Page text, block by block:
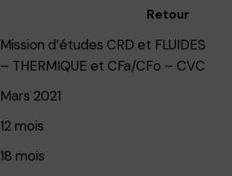
Mission d’études CRD et FLUIDES
– THERMIQUE et CFa/CFo – CVC
Mars 2021
12 mois
18 mois
Retour